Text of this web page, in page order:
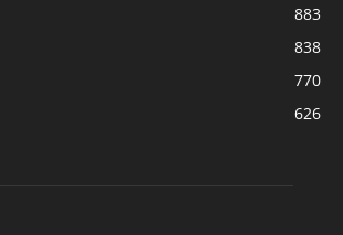
883
838
770
626